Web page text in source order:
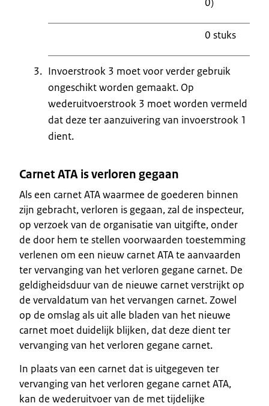
0 stuks
Invoerstrook 3 moet voor verder gebruik
ongeschikt worden gemaakt. Op
wederuitvoerstrook 3 moet worden vermeld
dat deze ter aanzuivering van invoerstrook 1
dient.
Carnet ATA is verloren gegaan
Als een carnet ATA waarmee de goederen binnen
zijn gebracht, verloren is gegaan, zal de inspecteur,
op verzoek van de organisatie van uitgifte, onder
de door hem te stellen voorwaarden toestemming
verlenen om een nieuw carnet ATA te aanvaarden
ter vervanging van het verloren gegane carnet. De
geldigheidsduur van de nieuwe carnet verstrijkt op
de vervaldatum van het vervangen carnet. Zowel
op de omslag als uit alle bladen van het nieuwe
carnet moet duidelijk blijken, dat deze dient ter
vervanging van het verloren gegane carnet.
In plaats van een carnet dat is uitgegeven ter
vervanging van het verloren gegane carnet ATA,
kan de wederuitvoer van de met tijdelijke